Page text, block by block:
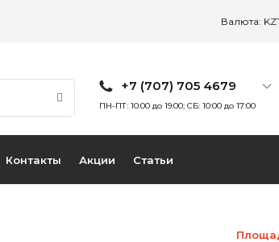
Валюта:
+7 (707) 705 4679
ПН-ПТ: 10:00 до 19:00; СБ: 10:00 до 17:00
Контакты Акции Статьи